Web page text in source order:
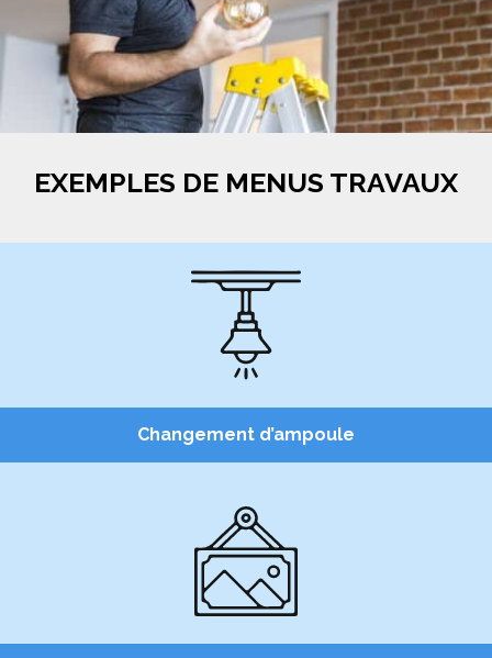
EXEMPLES DE MENUS TRAVAUX
Changement d’ampoule